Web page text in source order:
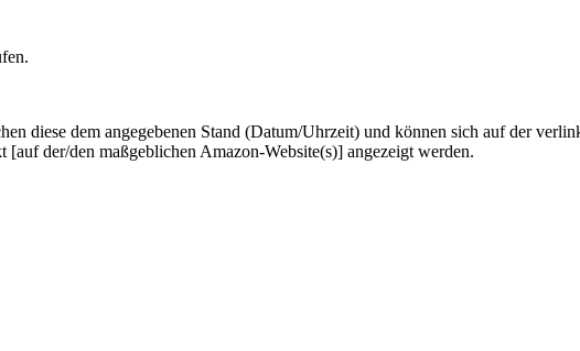
diese dem angegebenen Stand (Datum/Uhrzeit) und können sich auf der
der/den maßgeblichen Amazon-Website(s)] angezeigt werden.